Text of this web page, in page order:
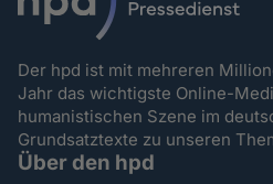
Der hpd ist mit mehreren
Jahr das wichtigste Online-
humanistischen Szene im
Grundsatztexte zu unseren
Über den hpd